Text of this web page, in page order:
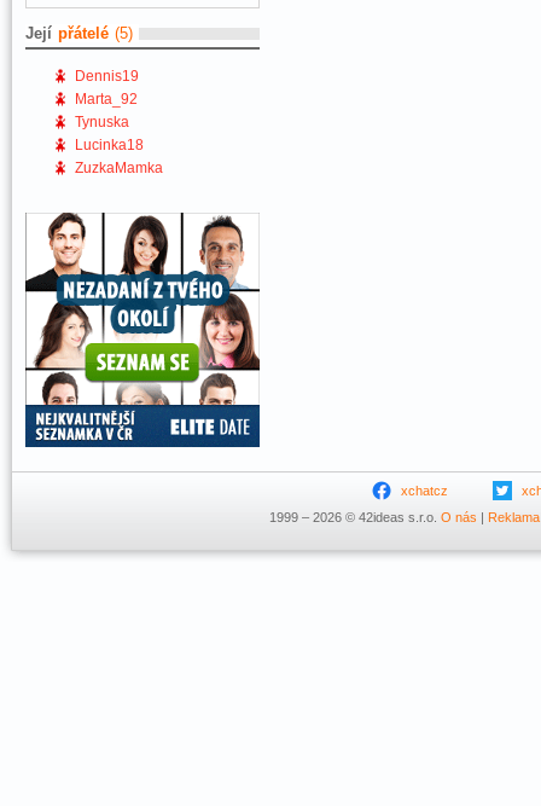
Její přátelé (5)
Dennis19
Marta_92
Tynuska
Lucinka18
ZuzkaMamka
xchatcz
1999 – 2026 © 42ideas s.r.o. O nás | Reklama